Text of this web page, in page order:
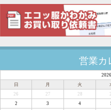
営業カ
日
月 火
26
27 28
2
3 4